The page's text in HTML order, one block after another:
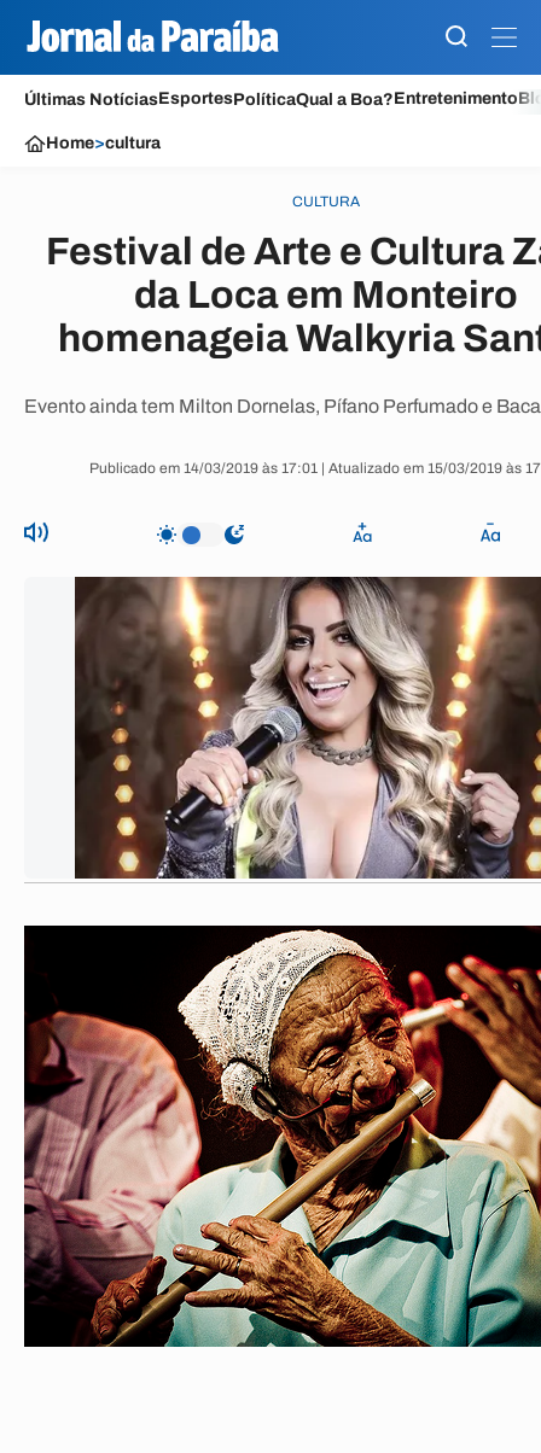
Últimas NotíciasEsportesPolíticaQual a Boa?Entretenimento
Home>cultura
CULTURA
Festival de Arte e Cultura
da Loca em Monteiro
homenageia Walkyria
Evento ainda tem Milton Dornelas, Pífano Perfumado e
Publicado em 14/03/2019 às 17:01 | Atualizado em 15/03/2019 às